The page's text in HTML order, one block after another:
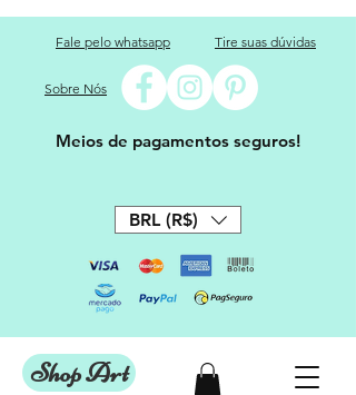
Fale pelo whatsapp Tire suas dúvidas
Sobre Nós
Meios de pagamentos seguros!
BRL (R$)
Shop Art